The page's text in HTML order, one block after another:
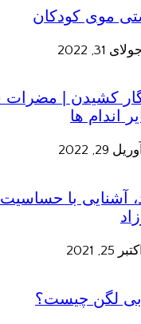
موی کودکان
31, 2022
کشیدن | مضرات
اندام ها
آوریل 29, 2022
آشنایی با
اکتبر 25, 2021
لگن چیست؟